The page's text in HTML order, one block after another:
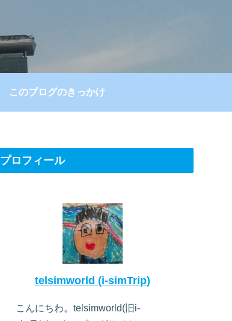
このブログのきっかけ
プロフィール
telsimworld (i-simTrip)
こんにちわ。telsimworld(旧i-